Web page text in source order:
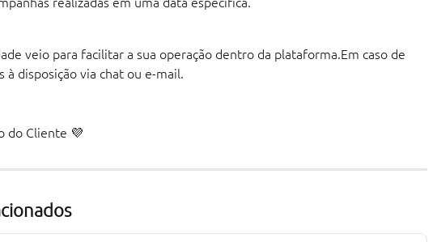
veio para facilitar a sua operação dentro da plataforma.Em caso de
à disposição via chat ou e-mail.
do Cliente 💜